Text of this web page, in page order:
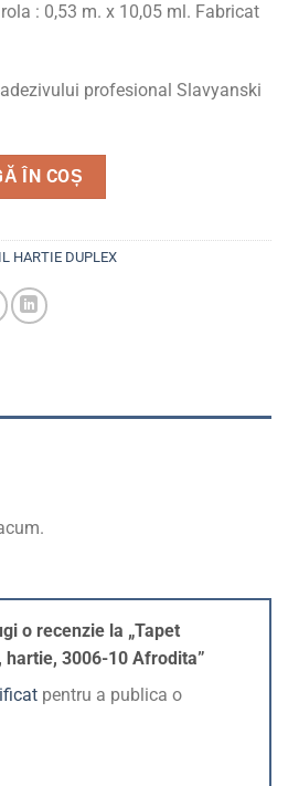
: 0,53 m. x 10,05 ml. Fabricat
profesional Slavyanski
duplex, hartie, 3006-10 Afrodita
ÎN COȘ
HARTIE DUPLEX
o recenzie la „Tapet
3006-10 Afrodita”
pentru a publica o